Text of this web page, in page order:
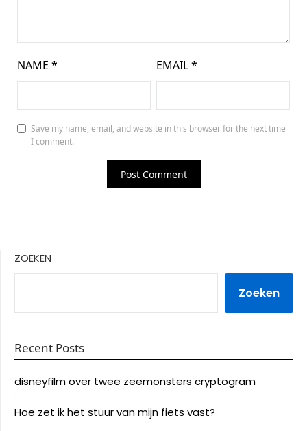
NAME * EMAIL*
Save my name, email, and website in this browser for the next time
I comment.
ZOEKEN
Zoeken
Recent Posts
disneyfilm over twee zeemonsters cryptogram
Hoe zet ik het stuur van mijn fiets vast?